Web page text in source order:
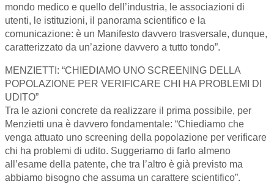
mondo medico e quello dell’industria, le associazioni di
utenti, le istituzioni, il panorama scientifico e la
comunicazione: è un Manifesto davvero trasversale, dunque,
caratterizzato da un’azione davvero a tutto tondo”.
MENZIETTI: “CHIEDIAMO UNO SCREENING DELLA
POPOLAZIONE PER VERIFICARE CHI HA PROBLEMI DI
UDITO”
Tra le azioni concrete da realizzare il prima possibile, per
Menzietti una è davvero fondamentale: “Chiediamo che
venga attuato uno screening della popolazione per verificare
chi ha problemi di udito. Suggeriamo di farlo almeno
all’esame della patente, che tra l’altro è già previsto ma
abbiamo bisogno che assuma un carattere scientifico”.